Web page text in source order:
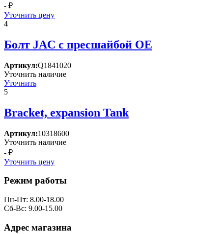
- ₽
Уточнить цену
4
Болт JAC с пресшайбой OE
Артикул:Q1841020
Уточнить наличие
Уточнить
5
Bracket, expansion Tank
Артикул:10318600
Уточнить наличие
- ₽
Уточнить цену
Режим работы
Пн-Пт: 8.00-18.00
Сб-Вс: 9.00-15.00
Адрес магазина